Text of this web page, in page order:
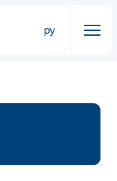
ру